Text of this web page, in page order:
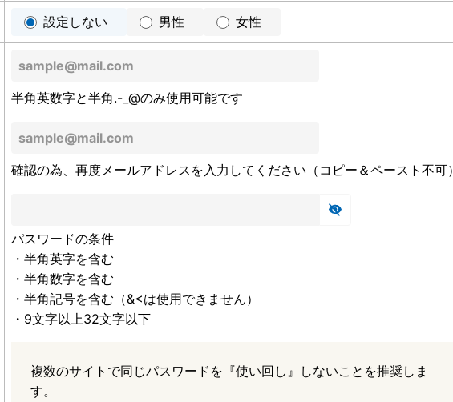
設定しない 男性 女性
半角英数字と半角.-_@のみ使用可能です
確認の為、再度メールアドレスを入力してください（コピー＆ペースト不可）
パスワードの条件
・半角英字を含む
・半角数字を含む
・半角記号を含む（&<は使用できません）
・9文字以上32文字以下
複数のサイトで同じパスワードを『使い回し』しないことを推奨しま
す。